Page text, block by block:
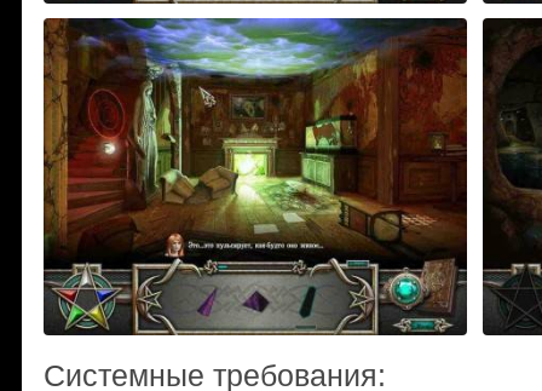
Системные требования: